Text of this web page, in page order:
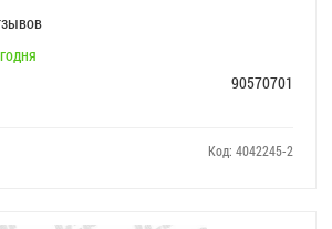
90570701
Код: 4042245-2